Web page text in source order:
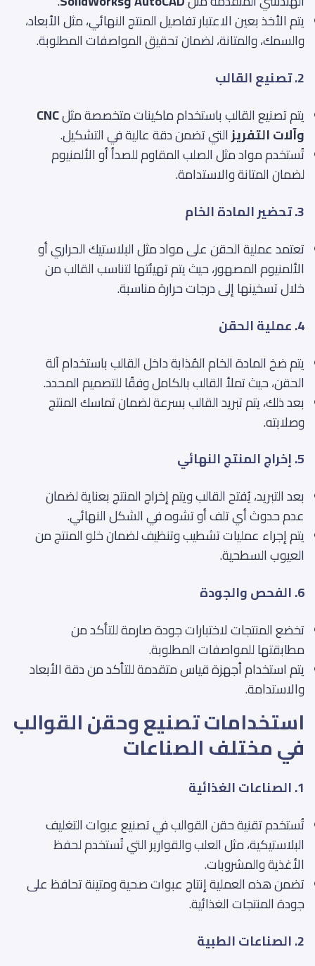
يتم الأخذ بعين الاعتبار تفاصيل المنتج النهائي، مثل الأبعاد،
والسمك، والمتانة، لضمان تحقيق المواصفات المطلوبة.
2. تصنيع القالب
يتم تصنيع القالب باستخدام ماكينات متخصصة مثلCNC
وآلات التفريزالتي تضمن دقة عالية في التشكيل.
تُستخدم مواد مثل الصلب المقاوم للصدأ أو الألمنيوم
لضمان المتانة والاستدامة.
3. تحضير المادة الخام
تعتمد عملية الحقن على مواد مثل البلاستيك الحراري أو
الألمنيوم المصهور، حيث يتم تهيئتها لتناسب القالب من
خلال تسخينها إلى درجات حرارة مناسبة.
4. عملية الحقن
يتم ضخ المادة الخام المُذابة داخل القالب باستخدام آلة
الحقن، حيث تملأ القالب بالكامل وفقًا للتصميم المحدد.
بعد ذلك، يتم تبريد القالب بسرعة لضمان تماسك المنتج
وصلابته.
5. إخراج المنتج النهائي
بعد التبريد، يُفتح القالب ويتم إخراج المنتج بعناية لضمان
عدم حدوث أي تلف أو تشوه في الشكل النهائي.
يتم إجراء عمليات تشطيب وتنظيف لضمان خلو المنتج من
العيوب السطحية.
6. الفحص والجودة
تخضع المنتجات لاختبارات جودة صارمة للتأكد من
مطابقتها للمواصفات المطلوبة.
يتم استخدام أجهزة قياس متقدمة للتأكد من دقة الأبعاد
والاستدامة.
استخدامات تصنيع وحقن القوالب
في مختلف الصناعات
1. الصناعات الغذائية
تُستخدم تقنية حقن القوالب في تصنيع عبوات التغليف
البلاستيكية، مثل العلب والقوارير التي تُستخدم لحفظ
الأغذية والمشروبات.
تضمن هذه العملية إنتاج عبوات صحية ومتينة تحافظ على
جودة المنتجات الغذائية.
2. الصناعات الطبية